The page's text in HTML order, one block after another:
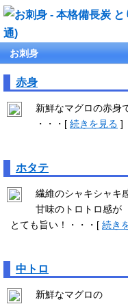
お刺身
赤身
新鮮なマグロの赤身
・・・[ 続きを見る ]
ホタテ
繊維のシャキシャキ
甘味のトロトロ感が
とても旨い！・・・[ 続き
中トロ
新鮮なマグロの